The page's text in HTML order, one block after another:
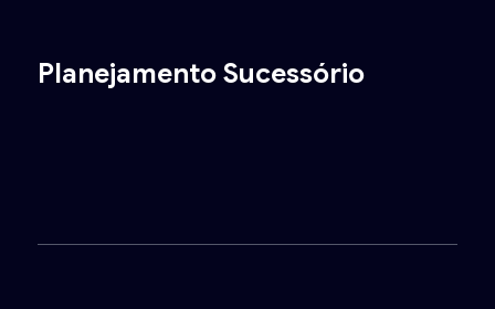
Planejamento Sucessório